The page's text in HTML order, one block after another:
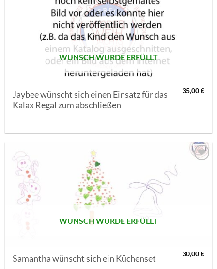
WUNSCH WURDE ERFÜLLT
Jaybee wünscht sich einen Einsatz für das
Kalax Regal zum abschließen
35,00€
AUF MEINE
MERKLISTE
WUNSCH WURDE ERFÜLLT
Samantha wünscht sich ein Küchenset 30,00€